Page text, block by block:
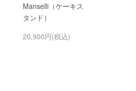
Manselli（ケーキス
タンド）
20,900円(税込)